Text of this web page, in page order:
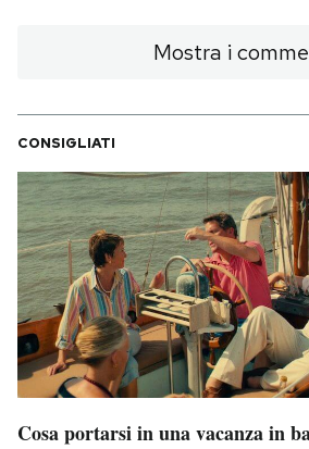
Mostra i
CONSIGLIATI
Cosa portarsi in una vacanza in